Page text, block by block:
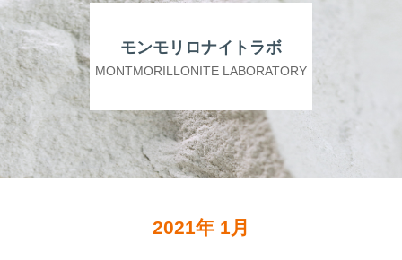
モンモリロナイトラボ
MONTMORILLONITE LABORATORY
2021年 1月
ABOUT
プロダクト
モンモリロナイトラボ
お知らせ